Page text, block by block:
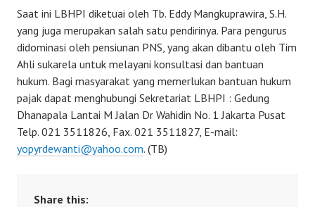
Saat ini LBHPI diketuai oleh Tb. Eddy Mangkuprawira, S.H.
yang juga merupakan salah satu pendirinya. Para pengurus
didominasi oleh pensiunan PNS, yang akan dibantu oleh Tim
Ahli sukarela untuk melayani konsultasi dan bantuan
hukum. Bagi masyarakat yang memerlukan bantuan hukum
pajak dapat menghubungi Sekretariat LBHPI : Gedung
Dhanapala Lantai M Jalan Dr Wahidin No. 1 Jakarta Pusat
Telp. 021 3511826, Fax. 021 3511827, E-mail:
yopyrdewanti@yahoo.com. (TB)
Share this: